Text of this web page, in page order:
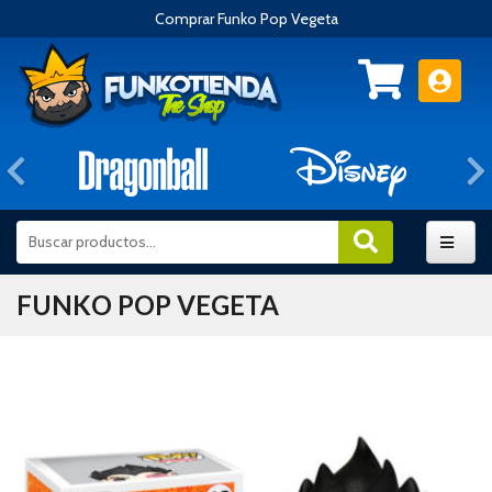
Comprar Funko Pop Vegeta
Anterior
FUNKO POP VEGETA